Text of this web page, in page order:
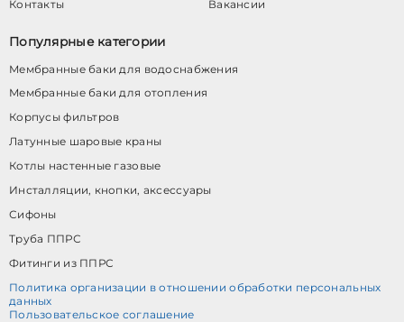
Контакты
Вакансии
Популярные категории
Мембранные баки для водоснабжения
Мембранные баки для отопления
Корпусы фильтров
Латунные шаровые краны
Котлы настенные газовые
Инсталляции, кнопки, аксессуары
Сифоны
Труба ППРС
Фитинги из ППРС
Политика организации в отношении обработки персональных
данных
Пользовательское соглашение